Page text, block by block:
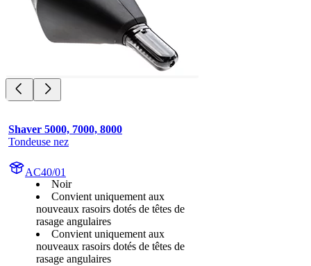
Shaver 5000, 7000, 8000
Tondeuse nez
AC40/01
Noir
Convient uniquement aux
nouveaux rasoirs dotés de têtes de
rasage angulaires
Convient uniquement aux
nouveaux rasoirs dotés de têtes de
rasage angulaires